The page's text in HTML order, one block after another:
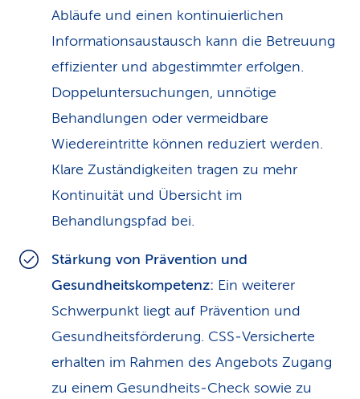
Abläufe und einen kontinuierlichen
Informationsaustausch kann die Betreuung
effizienter und abgestimmter erfolgen.
Doppeluntersuchungen, unnötige
Behandlungen oder vermeidbare
Wiedereintritte können reduziert werden.
Klare Zuständigkeiten tragen zu mehr
Kontinuität und Übersicht im
Behandlungspfad bei.
Stärkung von Prävention und
Gesundheitskompetenz: Ein weiterer
Schwerpunkt liegt auf Prävention und
Gesundheitsförderung. CSS‑Versicherte
erhalten im Rahmen des Angebots Zugang
zu einem Gesundheits‑Check sowie zu